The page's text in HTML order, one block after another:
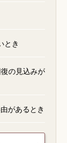
とき
の見込みが
があるとき